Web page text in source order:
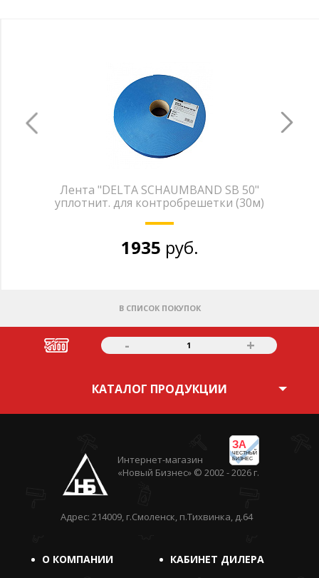
Лента "DELTA SCHAUMBAND SB 50"
уплотнит. для контробрешетки (30м)
1935 руб.
В СПИСОК ПОКУПОК
- 1 +
КАТАЛОГ ПРОДУКЦИИ
ЗА
ЧЕСТНЫЙ
БИЗНЕС
Интернет-магазин
«Новый Бизнес» © 2002 - 2026 г.
Адрес: 214009, г.Смоленск, п.Тихвинка, д.64
О КОМПАНИИ
КАБИНЕТ ДИЛЕРА